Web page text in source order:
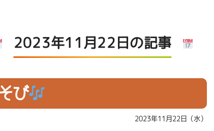
2023年11月22日の記事
び
2023年11月22日（水）